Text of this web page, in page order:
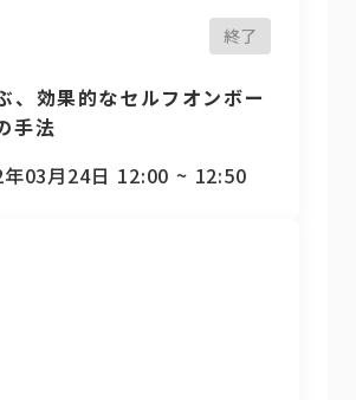
終了
、効果的なセルフオンボー
手法
年03月24日 12:00 ~ 12:50